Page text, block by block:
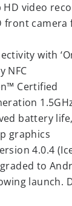
HD video
front
with
NFC
Certified
battery
graphics
4.0.4
to
launch.